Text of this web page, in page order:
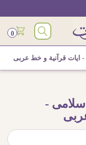
0
- ايات قرآنية و خط عربى
-